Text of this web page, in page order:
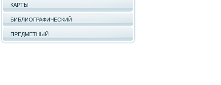
КАРТЫ
БИБЛИОГРАФИЧЕСКИЙ
ПРЕДМЕТНЫЙ